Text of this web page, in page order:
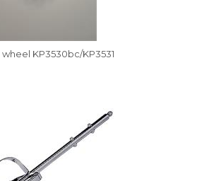
KP3530bc/KP3531